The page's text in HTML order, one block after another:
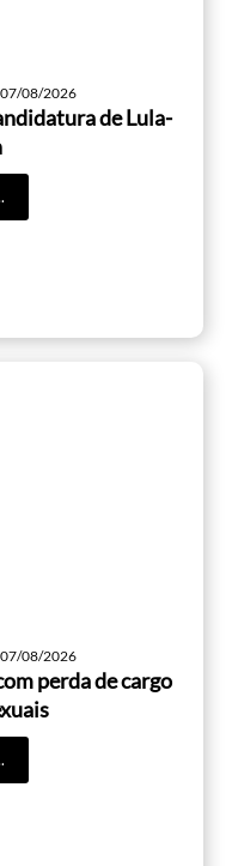
07/08/2026
de Lula-
07/08/2026
perda de cargo